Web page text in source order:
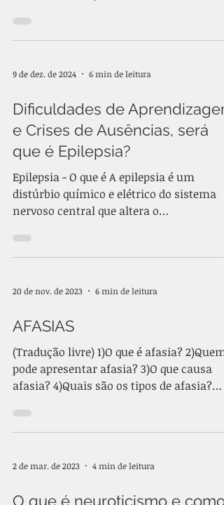
9 de dez. de 2024 6 min de leitura
Dificuldades de
e Crises de Ausências, será
que é Epilepsia?
Epilepsia - O que é A epilepsia é um
distúrbio químico e elétrico do sistema
nervoso central que altera o
todo, provocando repetidas crises,
caracterizadas por convulsões que podem
motoras, sensoriais e comportamentais,
Essas manifestações variam conforme a
região afetada e precisam ser evitadas,
pois podem provocar lesões no cérebro e
deixar sequelas. Estima-se q
20 de nov. de 2023 6 min de leitura
AFASIAS
(Tradução livre) 1)O que é afasia? 2)Quem
pode apresentar afasia? 3)O que causa
afasia? 4)Quais são os tipos de afasia?
2 de mar. de 2023 4 min de leitura
O que é neuroticismo e como